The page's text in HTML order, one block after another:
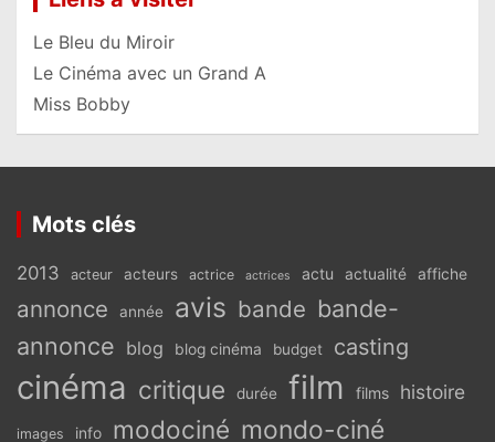
Le Bleu du Miroir
Le Cinéma avec un Grand A
Miss Bobby
Mots clés
2013 acteur acteurs actrice actrices actu actualité affiche
annonce année avis bande bande-
annonce blog blog cinéma budget casting
cinéma critique durée film films histoire
images info modociné mondo-ciné